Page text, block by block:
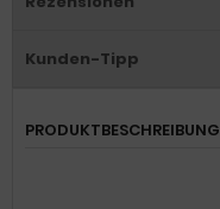
Kunden-Tipp
PRODUKTBESCHREIBUNG